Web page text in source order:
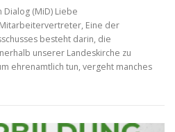
(MiD) Liebe
Eine der
besteht darin, die
unserer Landeskirche zu
ehrenamtlich tun, vergeht manches